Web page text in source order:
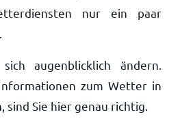
nur ein paar
augenblicklich ändern.
zum Wetter in
sind Sie hier genau richtig.